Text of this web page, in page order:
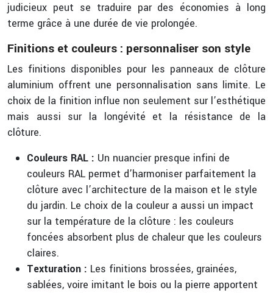
judicieux peut se traduire par des économies à long
terme grâce à une durée de vie prolongée.
Finitions et couleurs : personnaliser son style
Les finitions disponibles pour les panneaux de clôture
aluminium offrent une personnalisation sans limite. Le
choix de la finition influe non seulement sur l’esthétique
mais aussi sur la longévité et la résistance de la
clôture.
Couleurs RAL : Un nuancier presque infini de
couleurs RAL permet d’harmoniser parfaitement la
clôture avec l’architecture de la maison et le style
du jardin. Le choix de la couleur a aussi un impact
sur la température de la clôture : les couleurs
foncées absorbent plus de chaleur que les couleurs
claires.
Texturation : Les finitions brossées, grainées,
sablées, voire imitant le bois ou la pierre apportent